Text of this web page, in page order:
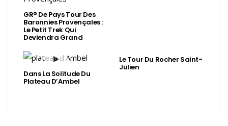
GR® De Pays Tour Des
Baronnies Provençales :
Le Petit Trek Qui
Deviendra Grand
Dans La Solitude Du
Plateau D’Ambel
Le Tour Du Rocher Saint-
Julien